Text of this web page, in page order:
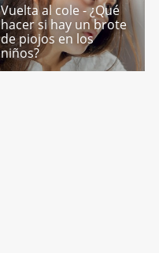
Vuelta al cole - ¿Qué
hacer si hay un brote
de piojos en los
niños?